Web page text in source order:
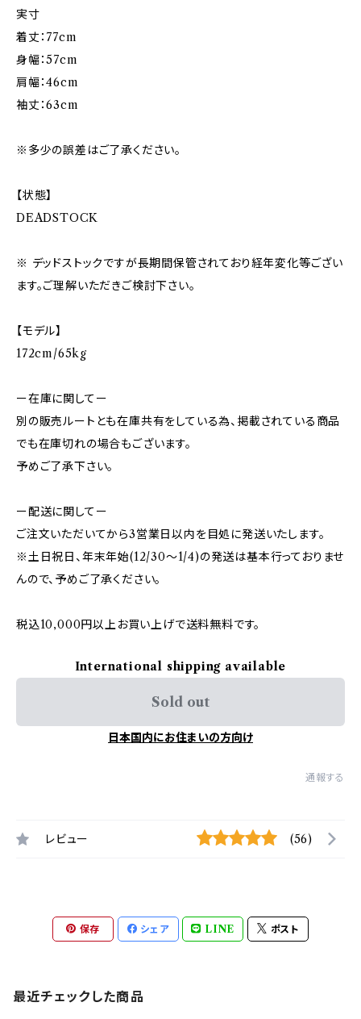
実寸
着丈：77cm
身幅：57cm
肩幅：46cm
袖丈：63cm
※多少の誤差はご了承ください。
【状態】
DEADSTOCK
※ デッドストックですが長期間保管されており経年変化等ござい
ます。ご理解いただきご検討下さい。
【モデル】
172cm/65kg
ー在庫に関してー
別の販売ルートとも在庫共有をしている為、掲載されている商品
でも在庫切れの場合もございます。
予めご了承下さい。
ー配送に関してー
ご注文いただいてから3営業日以内を目処に発送いたします。
※土日祝日、年末年始(12/30〜1/4)の発送は基本行っておりませ
んので、予めご了承ください。
税込10,000円以上お買い上げで送料無料です。
International shipping available
Sold out
日本国内にお住まいの方向け
通報する
レビュー (56)
保存 シェア LINE ポスト
最近チェックした商品